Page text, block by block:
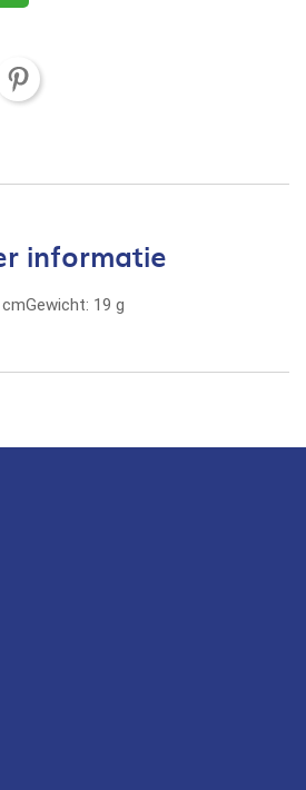
informatie
cmGewicht: 19 g